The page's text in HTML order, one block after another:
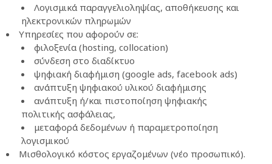
Λογισμικά παραγγελιοληψίας, αποθήκευσης και
ηλεκτρονικών πληρωμών
Υπηρεσίες που αφορούν σε:
φιλοξενία (hosting, collocation)
σύνδεση στο διαδίκτυο
ψηφιακή διαφήμιση (google ads, facebook ads)
ανάπτυξη ψηφιακού υλικού διαφήμισης
ανάπτυξη ή/και πιστοποίηση ψηφιακής
πολιτικής ασφάλειας,
μεταφορά δεδομένων ή παραμετροποίηση
λογισμικού
Μισθολογικό κόστος εργαζομένων (νέο προσωπικό).